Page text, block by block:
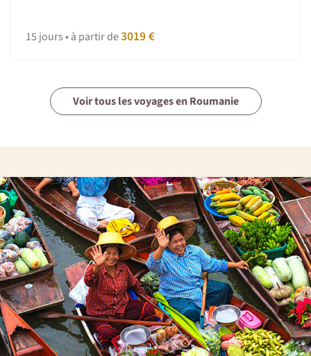
15 jours • à partir de3019 €
Voir tous les voyages en Roumanie